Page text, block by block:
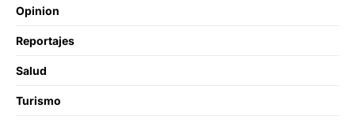
Opinion
Reportajes
Salud
Turismo